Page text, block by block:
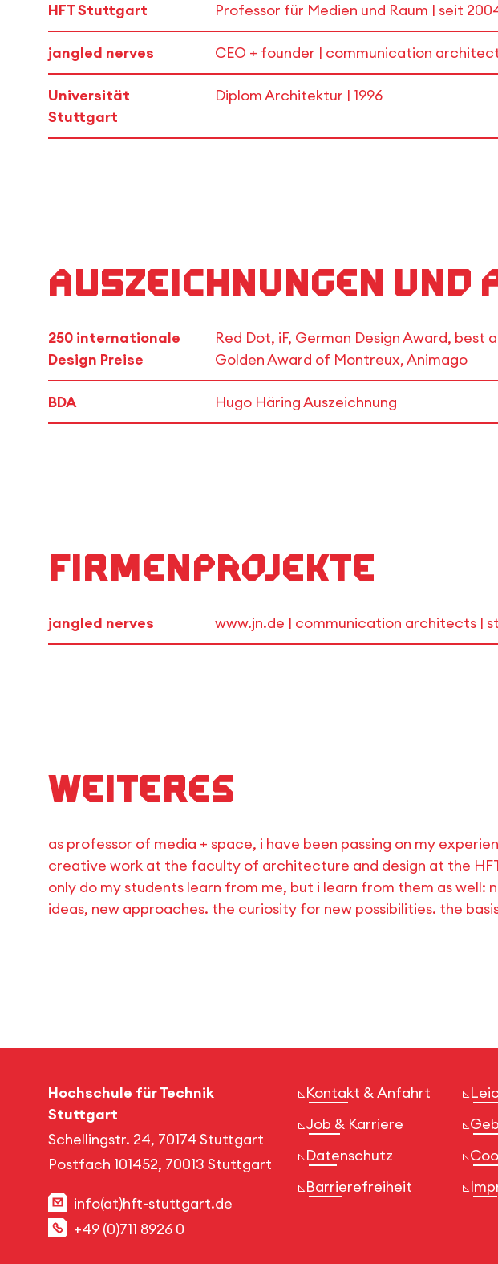
HFT Stuttgart Professor für Medien und Raum | seit
jangled nerves CEO + founder | communication
Universität
Stuttgart
Diplom Architektur | 1996
Auszeichnungen und
250 internationale
Design Preise
Red Dot, iF, German Design Award, best
Golden Award of Montreux, Animago
BDA Hugo Häring Auszeichnung
Firmenprojekte
jangled nerves www.jn.de | communication architects |
Weiteres
as professor of media + space, i have been passing on my
creative work at the faculty of architecture and design at the
only do my students learn from me, but i learn from them as well:
ideas, new approaches. the curiosity for new possibilities. the
Hochschule für Technik
Stuttgart
Schellingstr. 24, 70174 Stuttgart
Postfach 101452, 70013 Stuttgart
info(at)hft-stuttgart.de
+49 (0)711 8926 0
Kontakt & Anfahrt
Job & Karriere
Datenschutz
Barrierefreiheit